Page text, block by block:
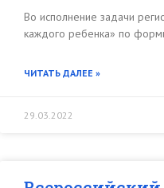
Во исполнение задачи
каждого ребенка» по
ЧИТАТЬ ДАЛЕЕ »
29.03.2022